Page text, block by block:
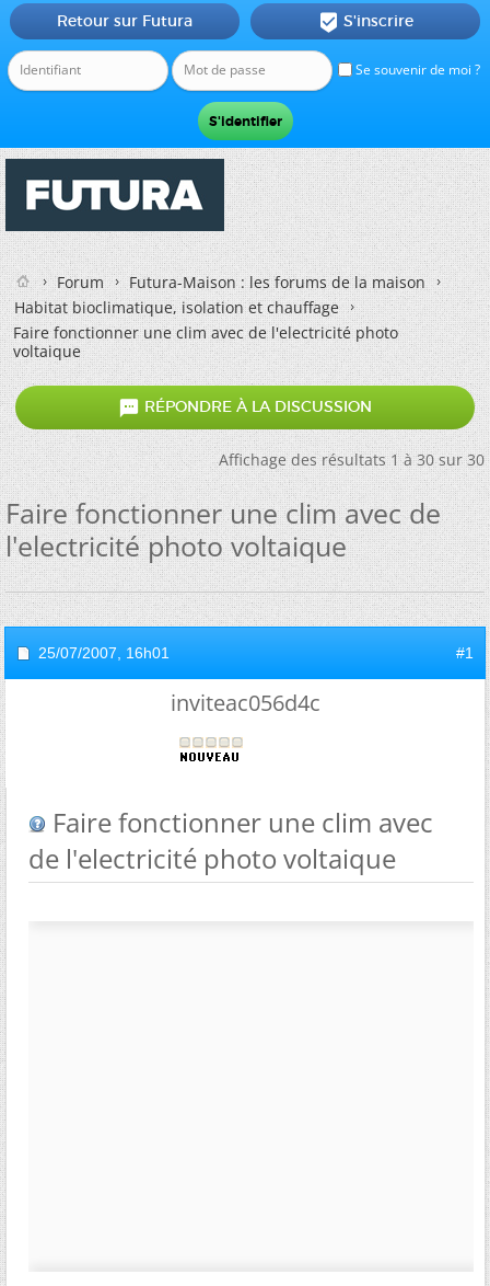
Se souvenir de moi ?
Retour sur Futura  S'inscrire
Forum
Futura-Maison : les forums de la maison
Habitat bioclimatique, isolation et chauffage
Faire fonctionner une clim avec de l'electricité photo
voltaique
 RÉPONDRE À LA DISCUSSION
Affichage des résultats 1 à 30 sur 30
Faire fonctionner une clim avec de
l'electricité photo voltaique
25/07/2007, 16h01 #1
inviteac056d4c
Faire fonctionner une clim avec
de l'electricité photo voltaique